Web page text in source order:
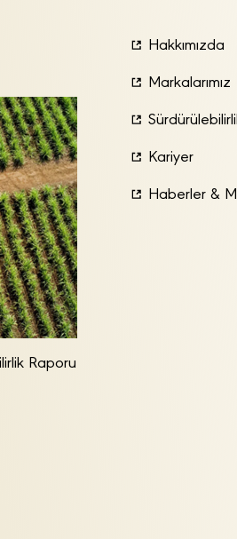
Raporu
Hakkımızda
Markalarımız
Kariyer
Haberler &